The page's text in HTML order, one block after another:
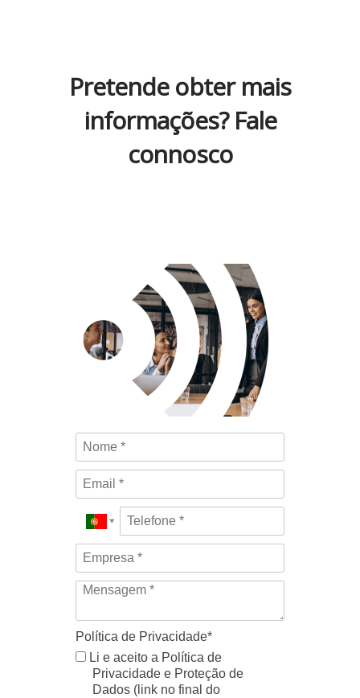
Pretende obter mais
informações? Fale
connosco
Política de Privacidade*
Li e aceito a Política de
Privacidade e Proteção de
Dados (link no final do